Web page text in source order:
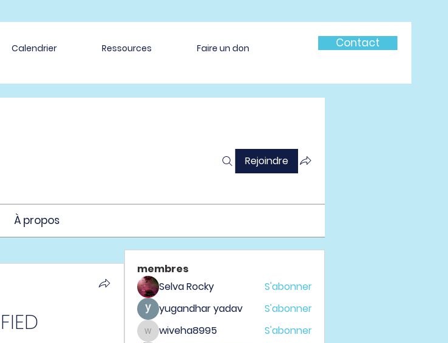
Calendrier Ressources Faire un don Contact
Rejoindre
À propos
membres
Selva Rocky
S'abonner
yugandhar yadav
S'abonner
wiveha8995
wiveha8995
S'abonner